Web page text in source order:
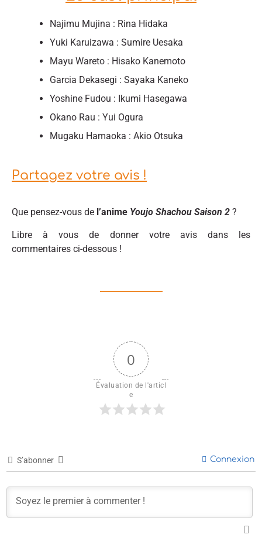
Najimu Mujina : Rina Hidaka
Yuki Karuizawa : Sumire Uesaka
Mayu Wareto : Hisako Kanemoto
Garcia Dekasegi : Sayaka Kaneko
Yoshine Fudou : Ikumi Hasegawa
Okano Rau : Yui Ogura
Mugaku Hamaoka : Akio Otsuka
Partagez votre avis !
Que pensez-vous de l’anime Youjo Shachou Saison 2 ?
Libre à vous de donner votre avis dans les
commentaires ci-dessous !
0
Évaluation de l'articl
e
S’abonner Connexion